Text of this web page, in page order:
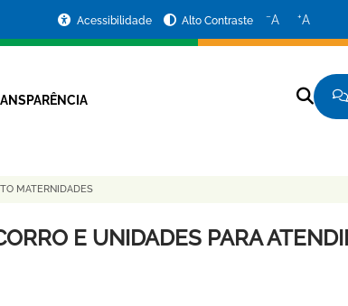
Acessibilidade Alto Contraste −A +A
MATERNIDADES
E UNIDADES PARA